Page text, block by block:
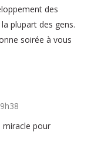
des
plupart des gens.
soirée à vous
miracle pour